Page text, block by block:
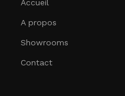
Accueil
A propos
Showrooms
Contact